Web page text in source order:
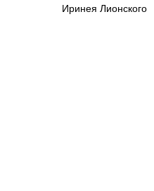
Иринея Лионского